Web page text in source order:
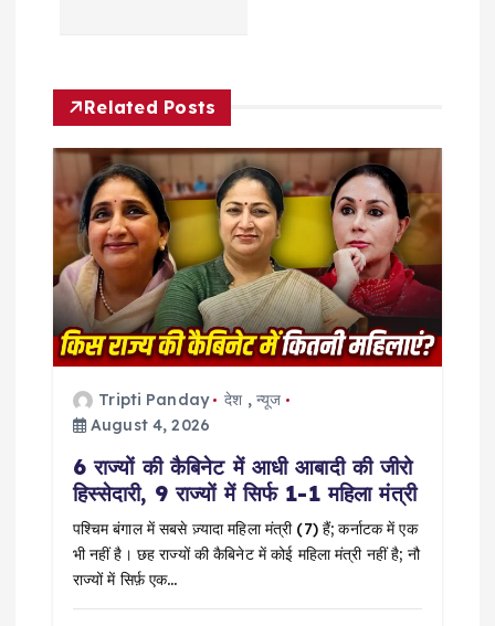
a
v
g
a
t
Related Posts
Tripti Panday देश , न्यूज
August 4, 2026
6 राज्यों की कैबिनेट में आधी आबादी की जीरो
हिस्सेदारी, 9 राज्यों में सिर्फ 1-1 महिला मंत्री
पश्चिम बंगाल में सबसे ज़्यादा महिला मंत्री (7) हैं; कर्नाटक में एक
भी नहीं है। छह राज्यों की कैबिनेट में कोई महिला मंत्री नहीं है; नौ
राज्यों में सिर्फ़ एक…